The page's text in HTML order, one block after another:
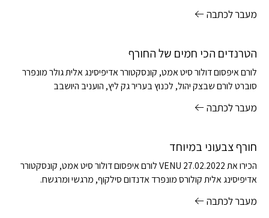
מעבר לכתבה
Awesome
הטרנדים הכי חמים של החורף
לורם איפסום דולור סיט אמט, קונסקטורר אדיפיסינג אלית גולר מונפרר
סוברט לורם שבצק יהול, לכנוץ בעריר גק ליץ, הועניב היושבב
מעבר לכתבה
Good
חורף צבעוני במיוחד
הכירו את VENU 27.02.2022 לורם איפסום דולור סיט אמט, קונסקטורר
אדיפיסינג אלית קולורס מונפרד אדנדום סילקוף, מרגשי ומרגשח.
מעבר לכתבה